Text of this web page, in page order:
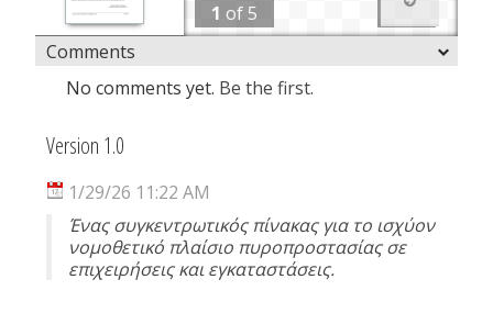
1 of 5
Comments
No comments yet. Be the first.
Version 1.0
1/29/26 11:22 AM
Ένας συγκεντρωτικός πίνακας για το ισχύον
νομοθετικό πλαίσιο πυροπροστασίας σε
επιχειρήσεις και εγκαταστάσεις.